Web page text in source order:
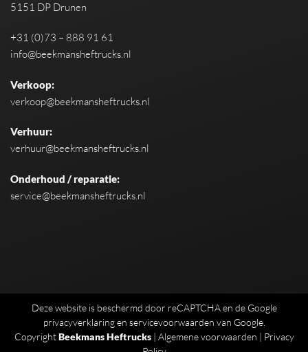
5151 DP Drunen
+31 (0)73 – 888 91 61
info@beekmansheftrucks.nl
Verkoop:
verkoop@beekmansheftrucks.nl
Verhuur:
verhuur@beekmansheftrucks.nl
Onderhoud / reparatie:
service@beekmansheftrucks.nl
Deze website is beschermd door reCAPTCHA en de Google
privacyverklaringen servicevoorwaarden van Google.
CopyrightBeekmans Heftrucks| Algemene voorwaarden | Privacy